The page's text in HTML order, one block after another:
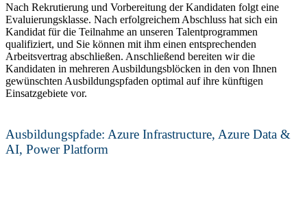
Nach Rekrutierung und Vorbereitung der Kandidaten folgt eine
Evaluierungsklasse. Nach erfolgreichem Abschluss hat sich ein
Kandidat für die Teilnahme an unseren Talentprogrammen
qualifiziert, und Sie können mit ihm einen entsprechenden
Arbeitsvertrag abschließen. Anschließend bereiten wir die
Kandidaten in mehreren Ausbildungsblöcken in den von Ihnen
gewünschten Ausbildungspfaden optimal auf ihre künftigen
Einsatzgebiete vor.
Ausbildungspfade: Azure Infrastructure, Azure Data &
AI, Power Platform